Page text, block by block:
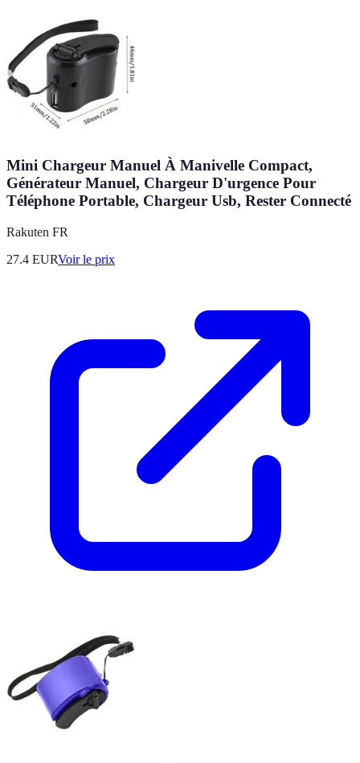
Mini Chargeur Manuel À Manivelle Compact,
Générateur Manuel, Chargeur D'urgence Pour
Téléphone Portable, Chargeur Usb, Rester Connecté
Rakuten FR
27.4 EURVoir le prix